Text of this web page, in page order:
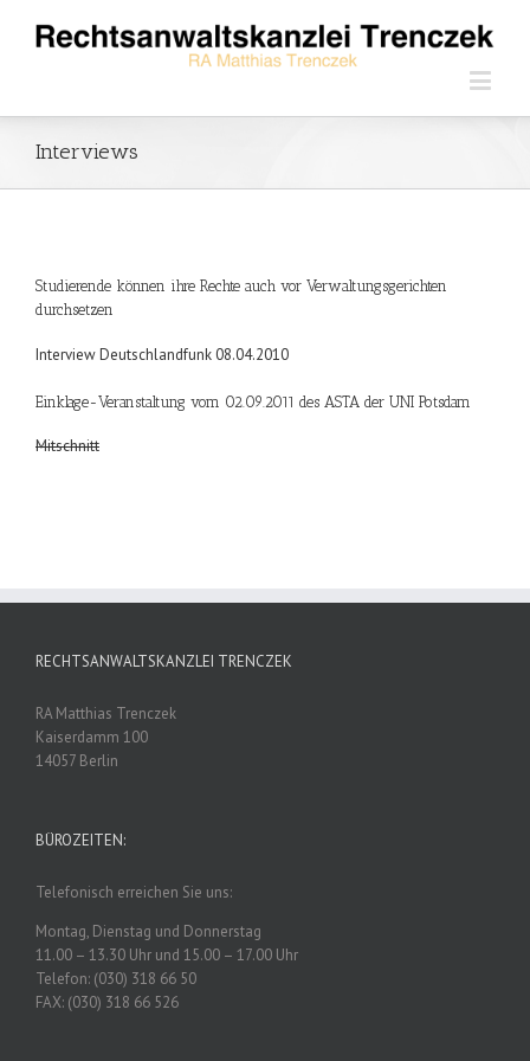
Interviews
Studierende können ihre Rechte auch vor Verwaltungsgerichten
durchsetzen
Interview Deutschlandfunk 08.04.2010
Einklage-Veranstaltung vom 02.09.2011 des ASTA der UNI Potsdam
Mitschnitt
RECHTSANWALTSKANZLEI TRENCZEK
RA Matthias Trenczek
Kaiserdamm 100
14057 Berlin
BÜROZEITEN:
Telefonisch erreichen Sie uns:
Montag, Dienstag und Donnerstag
11.00 – 13.30 Uhr und 15.00 – 17.00 Uhr
Telefon: (030) 318 66 50
FAX: (030) 318 66 526